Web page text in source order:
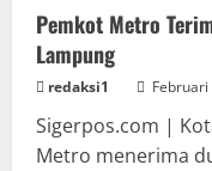
Pemkot Metro
Lampung
redaksi1
Sigerpos.com |
Metro menerima